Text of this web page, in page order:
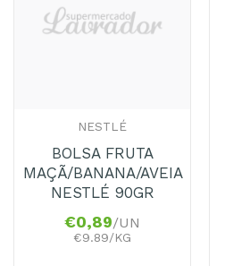
Favoritos
NESTLÉ
BOLSA FRUTA
MAÇÃ/BANANA/AVEIA
NESTLÉ 90GR
€0,89/UN
€9.89/KG